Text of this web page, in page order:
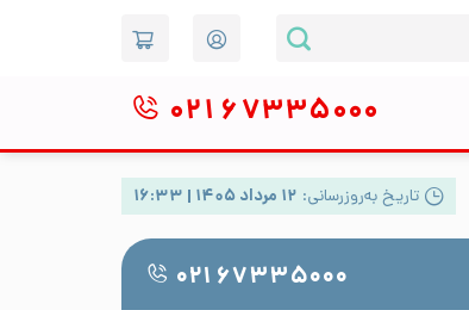
۰۲۱ ۶۷۳۳۵۰۰۰
تاریخ به‌روزرسانی: ۱۲ مرداد ۱۴۰۵ | ۱۶:۳۳
۰۲۱ ۶۷۳۳۵۰۰۰